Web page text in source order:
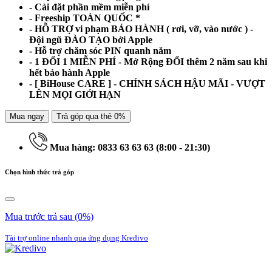
- Cài đặt phần mềm miễn phí
- Freeship TOÀN QUỐC *
- HỖ TRỢ vi phạm BẢO HÀNH ( rơi, vỡ, vào nước ) -
Đội ngũ ĐÀO TẠO bởi Apple
- Hỗ trợ chăm sóc PIN quanh năm
- 1 ĐỔI 1 MIỄN PHÍ - Mở Rộng ĐỔI thêm 2 năm sau khi
hết bảo hành Apple
- [ BiHouse CARE ] - CHÍNH SÁCH HẬU MÃI - VƯỢT
LÊN MỌI GIỚI HẠN
Mua ngay Trả góp qua thẻ 0%
Mua hàng: 0833 63 63 63 (8:00 - 21:30)
Chọn hình thức trả góp
Mua trước trả sau (0%)
Tài trợ online nhanh qua ứng dụng Kredivo